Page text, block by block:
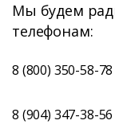
Мы будем
телефонам:
8 (800) 350-58-78
8 (904) 347-38-56